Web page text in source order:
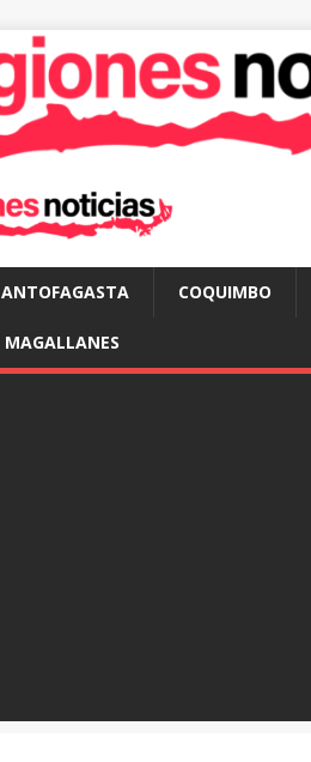
ANTOFAGASTA COQUIMBO
MAGALLANES